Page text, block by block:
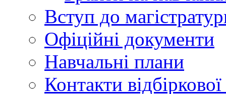
Вступ до
Офіційні документи
Навчальні плани
Контакти